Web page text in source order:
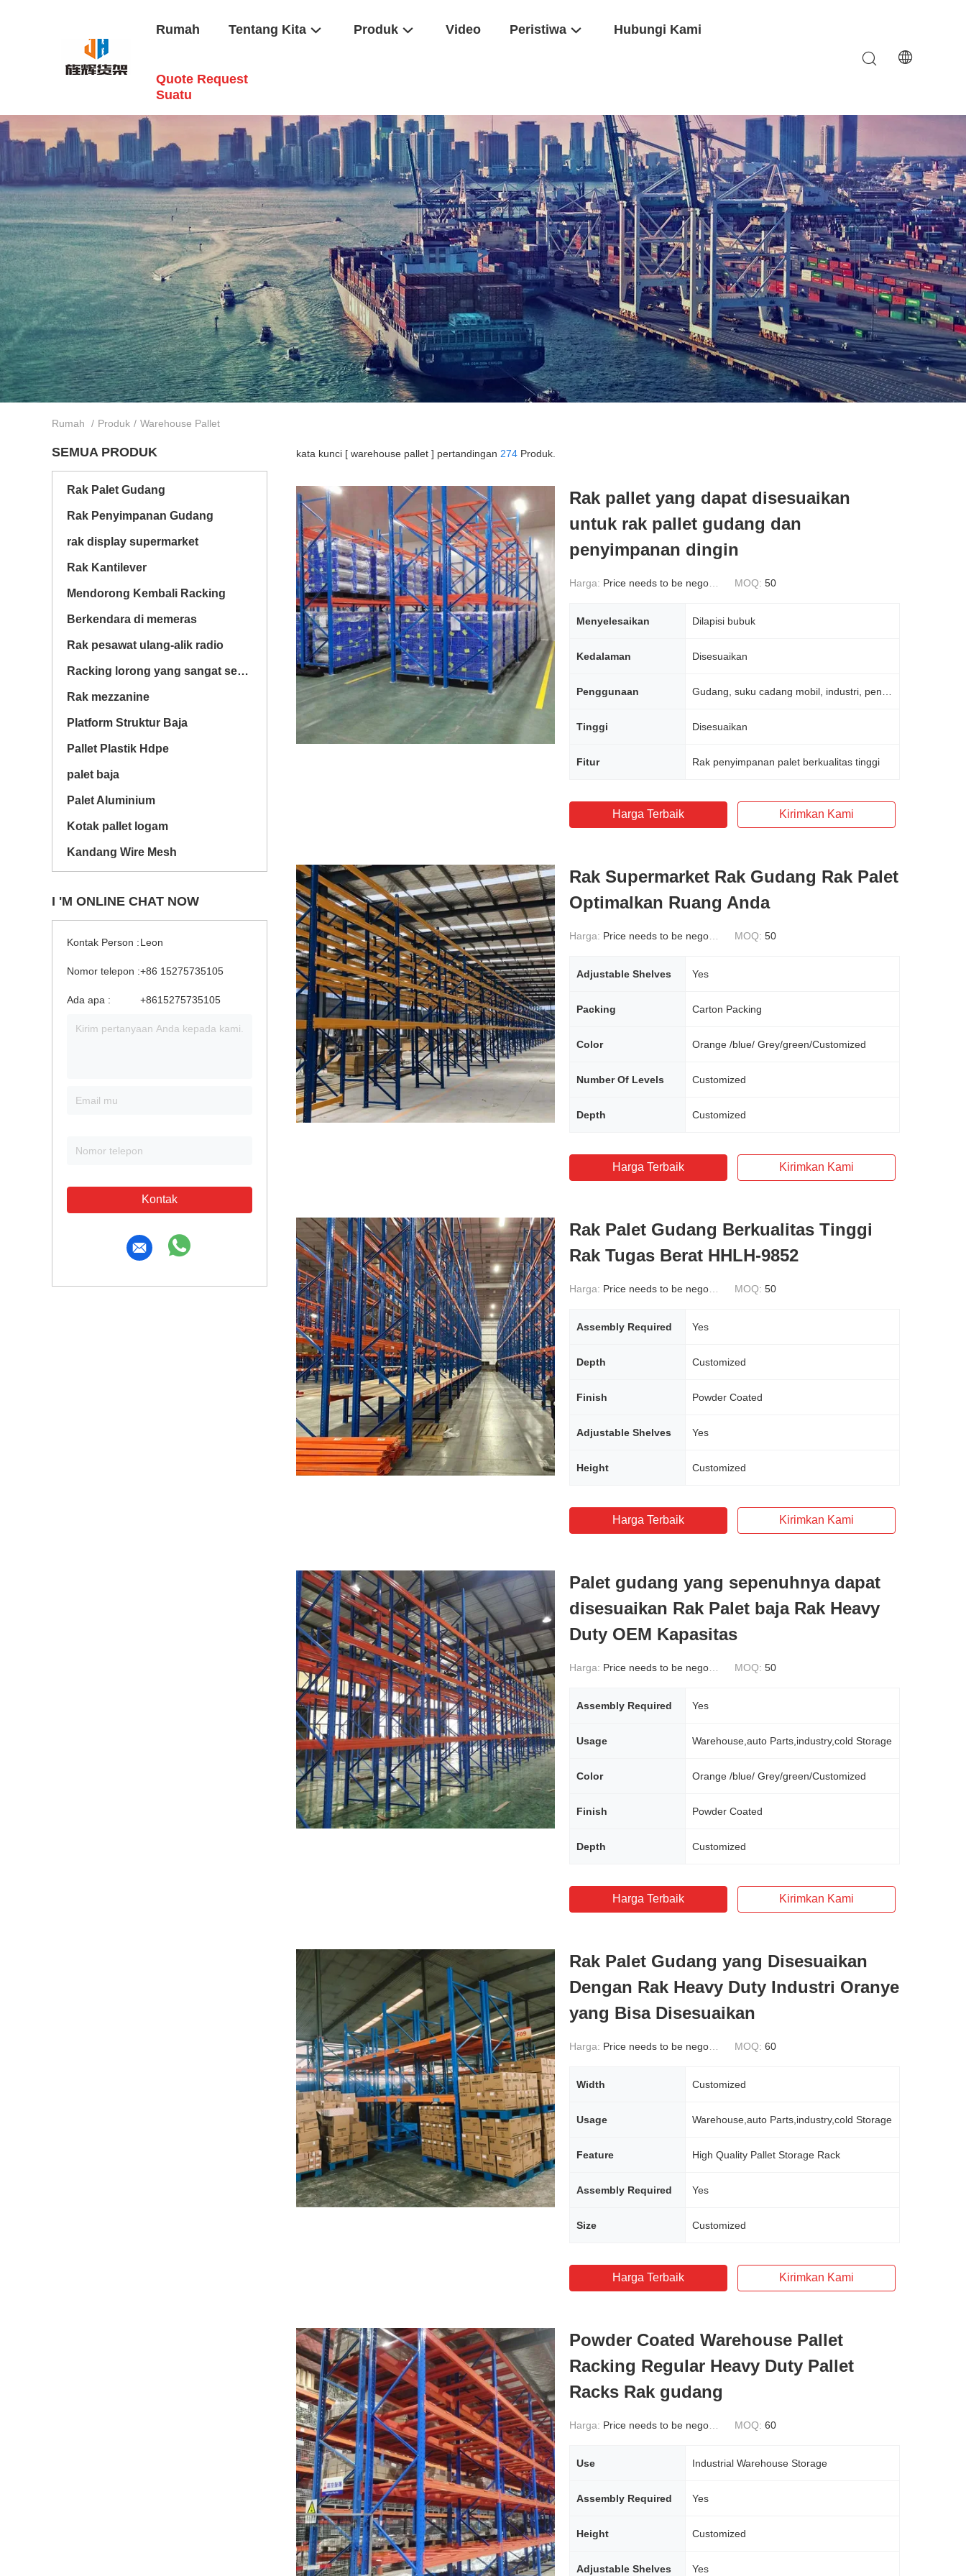
Rumah Tentang Kita Produk Video Peristiwa Hubungi Kami
Quote Request
Suatu
Rumah / Produk / Warehouse Pallet
SEMUA PRODUK
Rak Palet Gudang
Rak Penyimpanan Gudang
rak display supermarket
Rak Kantilever
Mendorong Kembali Racking
Berkendara di memeras
Rak pesawat ulang-alik radio
Racking lorong yang sangat sempit
Rak mezzanine
Platform Struktur Baja
Pallet Plastik Hdpe
palet baja
Palet Aluminium
Kotak pallet logam
Kandang Wire Mesh
I 'M ONLINE CHAT NOW
Kontak Person :Leon
Nomor telepon :+86 15275735105
Ada apa : +8615275735105
Kontak
kata kunci [ warehouse pallet ] pertandingan 274 Produk.
Rak pallet yang dapat disesuaikan
untuk rak pallet gudang dan
penyimpanan dingin
Harga: Price needs to be negotiated MOQ: 50
Menyelesaikan Dilapisi bubuk
Kedalaman Disesuaikan
Penggunaan
Tinggi Disesuaikan
Fitur Rak penyimpanan palet berkualitas tinggi
Harga Terbaik Kirimkan Kami
Rak Supermarket Rak Gudang Rak Palet
Optimalkan Ruang Anda
Harga: Price needs to be negotiated MOQ: 50
Adjustable Shelves Yes
Packing Carton Packing
Color Orange /blue/ Grey/green/Customized
Number Of Levels Customized
Depth Customized
Harga Terbaik Kirimkan Kami
Rak Palet Gudang Berkualitas Tinggi
Rak Tugas Berat HHLH-9852
Harga: Price needs to be negotiated MOQ: 50
Assembly Required Yes
Depth Customized
Finish Powder Coated
Adjustable Shelves Yes
Height Customized
Harga Terbaik Kirimkan Kami
Palet gudang yang sepenuhnya dapat
disesuaikan Rak Palet baja Rak Heavy
Duty OEM Kapasitas
Harga: Price needs to be negotiated MOQ: 50
Assembly Required Yes
Usage Warehouse,auto Parts,industry,cold Storage
Color Orange /blue/ Grey/green/Customized
Finish Powder Coated
Depth Customized
Harga Terbaik Kirimkan Kami
Rak Palet Gudang yang Disesuaikan
Dengan Rak Heavy Duty Industri Oranye
yang Bisa Disesuaikan
Harga: Price needs to be negotiated MOQ: 60
Width Customized
Usage Warehouse,auto Parts,industry,cold Storage
Feature High Quality Pallet Storage Rack
Assembly Required Yes
Size Customized
Harga Terbaik Kirimkan Kami
Powder Coated Warehouse Pallet
Racking Regular Heavy Duty Pallet
Racks Rak gudang
Harga: Price needs to be negotiated MOQ: 60
Use Industrial Warehouse Storage
Assembly Required Yes
Height Customized
Adjustable Shelves Yes